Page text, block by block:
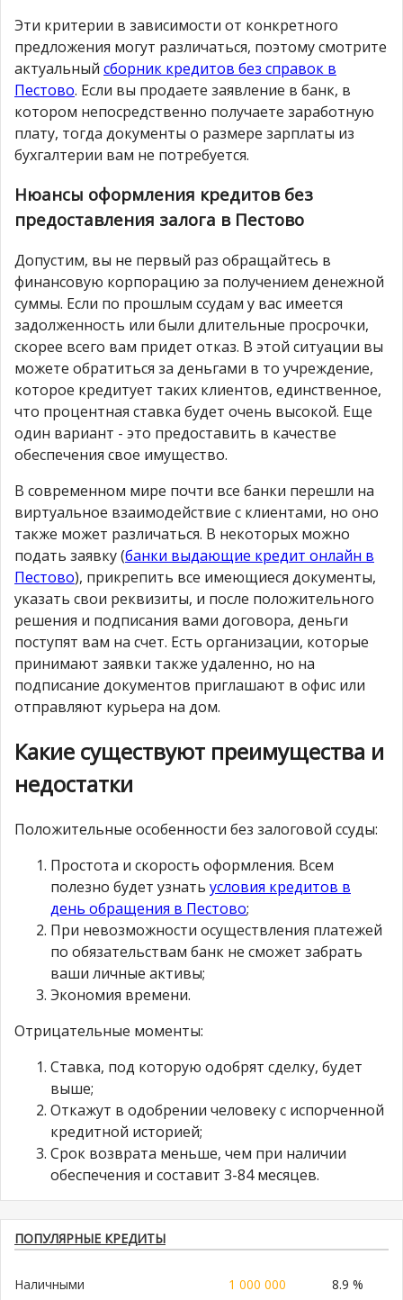
Эти критерии в зависимости от конкретного
предложения могут различаться, поэтому смотрите
актуальный сборник кредитов без справок в
Пестово. Если вы продаете заявление в банк, в
котором непосредственно получаете заработную
плату, тогда документы о размере зарплаты из
бухгалтерии вам не потребуется.
Нюансы оформления кредитов без
предоставления залога в Пестово
Допустим, вы не первый раз обращайтесь в
финансовую корпорацию за получением денежной
суммы. Если по прошлым ссудам у вас имеется
задолженность или были длительные просрочки,
скорее всего вам придет отказ. В этой ситуации вы
можете обратиться за деньгами в то учреждение,
которое кредитует таких клиентов, единственное,
что процентная ставка будет очень высокой. Еще
один вариант - это предоставить в качестве
обеспечения свое имущество.
В современном мире почти все банки перешли на
виртуальное взаимодействие с клиентами, но оно
также может различаться. В некоторых можно
подать заявку (банки выдающие кредит онлайн в
Пестово), прикрепить все имеющиеся документы,
указать свои реквизиты, и после положительного
решения и подписания вами договора, деньги
поступят вам на счет. Есть организации, которые
принимают заявки также удаленно, но на
подписание документов приглашают в офис или
отправляют курьера на дом.
Какие существуют преимущества и
недостатки
Положительные особенности без залоговой ссуды:
Простота и скорость оформления. Всем
полезно будет узнать условия кредитов в
день обращения в Пестово;
При невозможности осуществления платежей
по обязательствам банк не сможет забрать
ваши личные активы;
Экономия времени.
Отрицательные моменты:
Ставка, под которую одобрят сделку, будет
выше;
Откажут в одобрении человеку с испорченной
кредитной историей;
Срок возврата меньше, чем при наличии
обеспечения и составит 3-84 месяцев.
ПОПУЛЯРНЫЕ КРЕДИТЫ
Наличными 1 000 000 8.9 %